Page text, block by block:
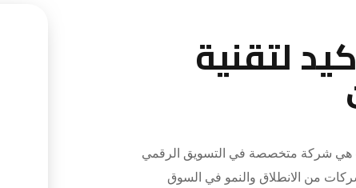
لتقنية
هي شركة متخصصة في التسويق الرقمي
من الانطلاق والنمو في السوق